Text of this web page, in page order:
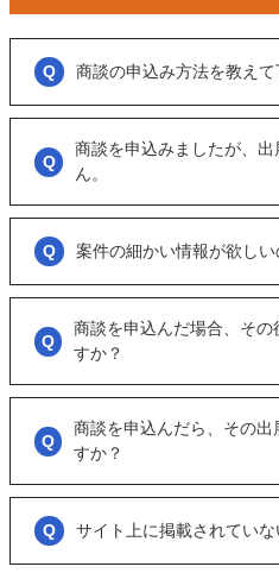
商談の申込み方法を教えて
「商談を申し込む」ボタンからお申
商談といっても、急に条件、金額交
うな事業をされているのか？
可能であれば、詳細情報を出して欲
商談を申込みましたが、
ん。
大変申し訳ございません。こちらも
ように催促をしております。
ただ、案件を見ていない方もおられ
案件の細かい情報が欲しい
「商談を申し込む」ボタンから案件
オンラインとは言え対人のやりとり
商談を申込んだ場合、その
すか？
実際に出展者（仲介案件の場合、仲
りになります。
具体的に購入を考えた場合は、一度
商談を申込んだら、その出
すか？
ございません。まずは、商談でどの
あるため、気軽に商談申し込みを行っ
サイト上に掲載されてい